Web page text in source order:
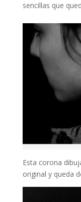
sencillas que
Esta corona
original y queda